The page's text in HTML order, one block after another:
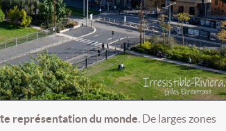
représentation du monde. De larges zones